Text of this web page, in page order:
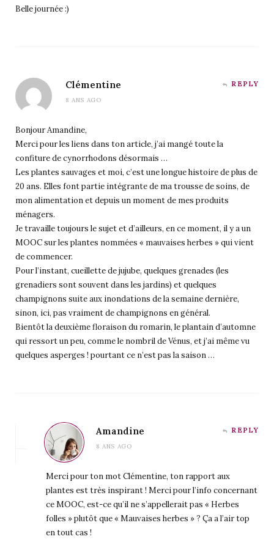
Belle journée :)
Clémentine
8 ANS AGO
REPLY
Bonjour Amandine,
Merci pour les liens dans ton article, j’ai mangé toute la
confiture de cynorrhodons désormais …
Les plantes sauvages et moi, c’est une longue histoire de plus de
20 ans. Elles font partie intégrante de ma trousse de soins, de
mon alimentation et depuis un moment de mes produits
ménagers.
Je travaille toujours le sujet et d’ailleurs, en ce moment, il y a un
MOOC sur les plantes nommées « mauvaises herbes » qui vient
de commencer.
Pour l’instant, cueillette de jujube, quelques grenades (les
grenadiers sont souvent dans les jardins) et quelques
champignons suite aux inondations de la semaine dernière,
sinon, ici, pas vraiment de champignons en général.
Bientôt la deuxième floraison du romarin, le plantain d’automne
qui ressort un peu, comme le nombril de Vénus, et j’ai même vu
quelques asperges ! pourtant ce n’est pas la saison …
Amandine
8 ANS AGO
REPLY
Merci pour ton mot Clémentine, ton rapport aux
plantes est très inspirant ! Merci pour l’info concernant
ce MOOC, est-ce qu’il ne s’appellerait pas « Herbes
folles » plutôt que « Mauvaises herbes » ? Ça a l’air top
en tout cas !